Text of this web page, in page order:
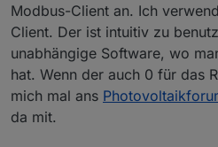
Modbus-Client an. Ich
Client. Der ist intuitiv zu
unabhängige Software, wo
hat. Wenn der auch 0 für das
mich mal ans
da mit.